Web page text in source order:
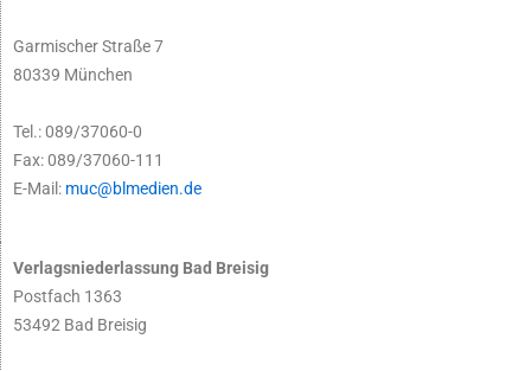
Garmischer Straße 7
80339 München
Tel.: 089/37060-0
Fax: 089/37060-111
E-Mail: muc@blmedien.de
Verlagsniederlassung Bad Breisig
Postfach 1363
53492 Bad Breisig